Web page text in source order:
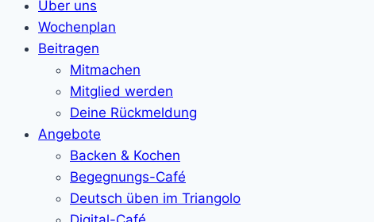
Über uns
Wochenplan
Beitragen
Mitmachen
Mitglied werden
Deine Rückmeldung
Angebote
Backen & Kochen
Begegnungs-Café
Deutsch üben im Triangolo